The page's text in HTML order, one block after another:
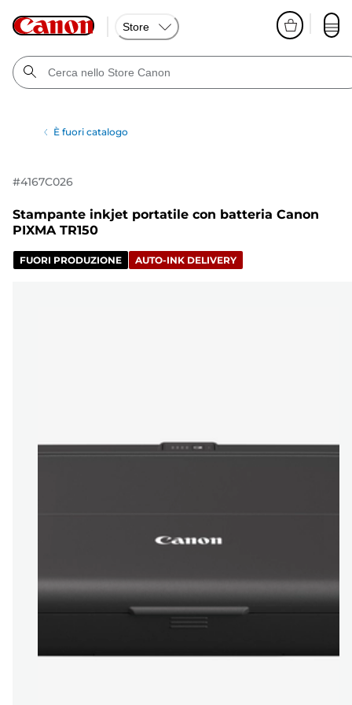
Store
È fuori catalogo
#4167C026
Stampante inkjet portatile con batteria Canon
PIXMA TR150
FUORI PRODUZIONE AUTO-INK DELIVERY